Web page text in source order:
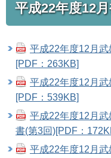
平成22年度12
平成22年度12月
[PDF：263KB]
平成22年度12月
[PDF：539KB]
平成22年度12月
書(第3回)[PDF：
平成22年度12月